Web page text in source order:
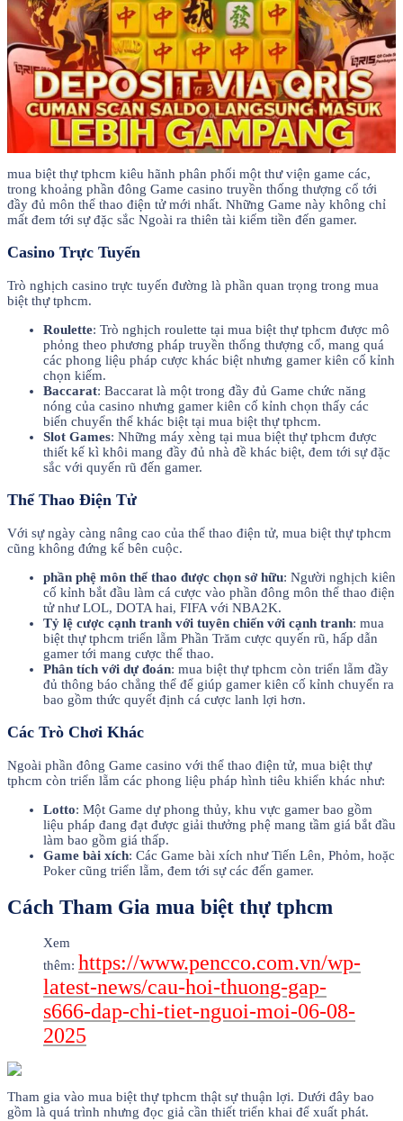
mua biệt thự tphcm kiêu hãnh phân phối một thư viện game các,
trong khoảng phần đông Game casino truyền thống thượng cổ tới
đầy đủ môn thể thao điện tử mới nhất. Những Game này không chỉ
mất đem tới sự đặc sắc Ngoài ra thiên tài kiếm tiền đến gamer.
Casino Trực Tuyến
Trò nghịch casino trực tuyến đường là phần quan trọng trong mua
biệt thự tphcm.
Roulette: Trò nghịch roulette tại mua biệt thự tphcm được mô
phỏng theo phương pháp truyền thống thượng cổ, mang quá
các phong liệu pháp cược khác biệt nhưng gamer kiên cố kỉnh
chọn kiếm.
Baccarat: Baccarat là một trong đầy đủ Game chức năng
nóng của casino nhưng gamer kiên cố kỉnh chọn thấy các
biến chuyển thể khác biệt tại mua biệt thự tphcm.
Slot Games: Những máy xèng tại mua biệt thự tphcm được
thiết kế kì khôi mang đầy đủ nhà đề khác biệt, đem tới sự đặc
sắc với quyến rũ đến gamer.
Thể Thao Điện Tử
Với sự ngày càng nâng cao của thể thao điện tử, mua biệt thự tphcm
cũng không đứng kế bên cuộc.
phần phệ môn thể thao được chọn sở hữu: Người nghịch kiên
cố kỉnh bắt đầu làm cá cược vào phần đông môn thể thao điện
tử như LOL, DOTA hai, FIFA với NBA2K.
Tỷ lệ cược cạnh tranh với tuyên chiến với cạnh tranh: mua
biệt thự tphcm triển lẵm Phần Trăm cược quyến rũ, hấp dẫn
gamer tới mang cược thể thao.
Phân tích với dự đoán: mua biệt thự tphcm còn triển lẵm đầy
đủ thông báo chẳng thể để giúp gamer kiên cố kỉnh chuyển ra
bao gồm thức quyết định cá cược lanh lợi hơn.
Các Trò Chơi Khác
Ngoài phần đông Game casino với thể thao điện tử, mua biệt thự
tphcm còn triển lẵm các phong liệu pháp hình tiêu khiển khác như:
Lotto: Một Game dự phong thủy, khu vực gamer bao gồm
liệu pháp đang đạt được giải thưởng phệ mang tầm giá bắt đầu
làm bao gồm giá thấp.
Game bài xích: Các Game bài xích như Tiến Lên, Phỏm, hoặc
Poker cũng triển lẵm, đem tới sự các đến gamer.
Cách Tham Gia mua biệt thự tphcm
Xem
thêm: https://www.pencco.com.vn/wp-
latest-news/cau-hoi-thuong-gap-
s666-dap-chi-tiet-nguoi-moi-06-08-
2025
Tham gia vào mua biệt thự tphcm thật sự thuận lợi. Dưới đây bao
gồm là quá trình nhưng đọc giả cần thiết triển khai để xuất phát.